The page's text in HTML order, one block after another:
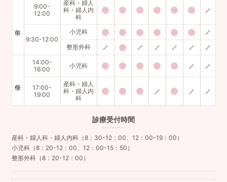
9:00-
12:00
産科・婦人
科・婦人内
科
9:30-12:00
小児科
整形外科
14:00-
16:00
小児科
17:00-
19:00
産科・婦人
科・婦人内
科
診療受付時間
産科・婦人科・婦人内科（8：30-12：00、12：00-19：00）
小児科（8：20-12：00、12：00-15：50）
整形外科（8：20-12：00）